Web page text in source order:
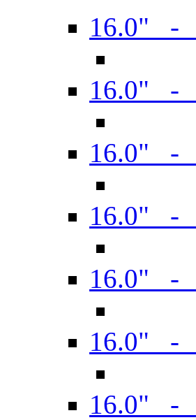
16.0" -
16.0" -
16.0" -
16.0" -
16.0" -
16.0" -
16.0" -